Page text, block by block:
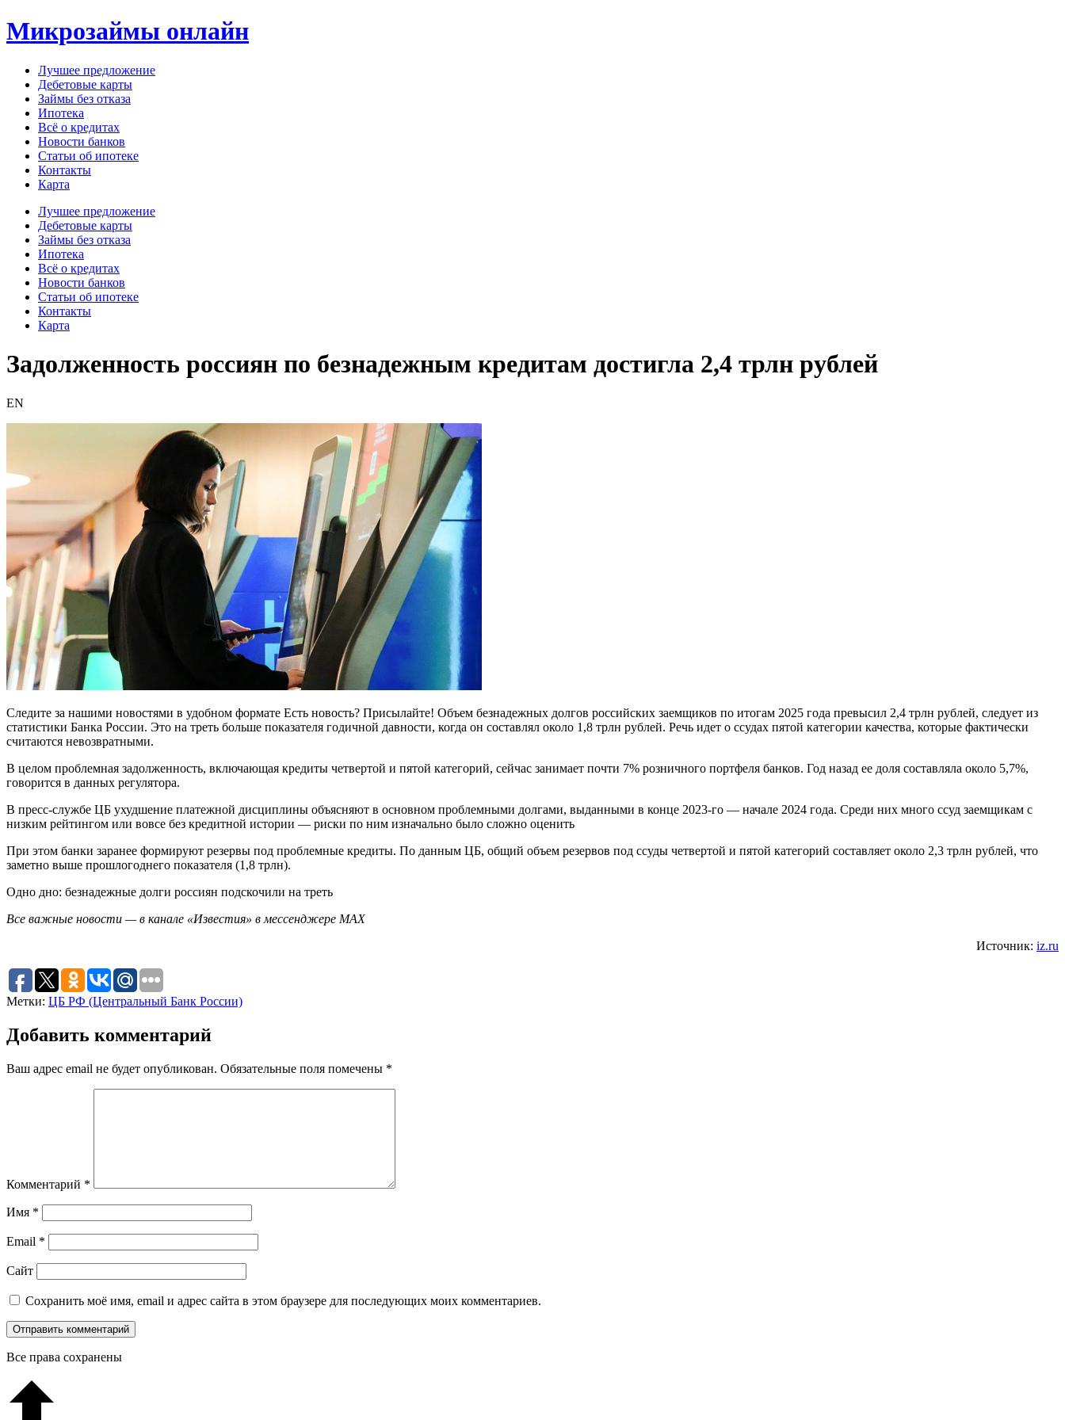
Перейти
к
Микрозаймы онлайн
Лучшее предложение
Дебетовые карты
Займы без отказа
Ипотека
Всё о кредитах
Новости банков
Статьи об ипотеке
Контакты
Карта
Меню Лучшее предложение
Дебетовые карты
Займы без отказа
Ипотека
Всё о кредитах
Новости банков
Статьи об ипотеке
Контакты
Карта
Задолженность россиян по безнадежным кредитам достигла 2,4 трлн рублей
EN
Следите за нашими новостями в удобном формате Есть новость? Присылайте! Объем безнадежных долгов российских заемщиков по итогам 2025 года превысил 2,4 трлн рублей, следует из
статистики Банка России. Это на треть больше показателя годичной давности, когда он составлял около 1,8 трлн рублей. Речь идет о ссудах пятой категории качества, которые фактически
считаются невозвратными.
В целом проблемная задолженность, включающая кредиты четвертой и пятой категорий, сейчас занимает почти 7% розничного портфеля банков. Год назад ее доля составляла около 5,7%,
говорится в данных регулятора.
В пресс-службе ЦБ ухудшение платежной дисциплины объясняют в основном проблемными долгами, выданными в конце 2023-го — начале 2024 года. Среди них много ссуд заемщикам с
низким рейтингом или вовсе без кредитной истории — риски по ним изначально было сложно оценить
При этом банки заранее формируют резервы под проблемные кредиты. По данным ЦБ, общий объем резервов под ссуды четвертой и пятой категорий составляет около 2,3 трлн рублей, что
заметно выше прошлогоднего показателя (1,8 трлн).
Одно дно: безнадежные долги россиян подскочили на треть
Все важные новости — в канале «Известия» в мессенджере МАХ
Источник: iz.ru
Метки: ЦБ РФ (Центральный Банк России)
Добавить комментарий
Ваш адрес email не будет опубликован. Обязательные поля помечены *
Комментарий *
Имя *
Email *
Сайт
Сохранить моё имя, email и адрес сайта в этом браузере для последующих моих комментариев.
Все права сохранены